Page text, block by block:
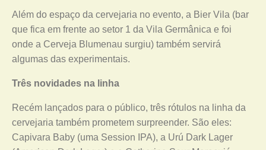
Além do espaço da cervejaria no evento, a Bier Vila (bar
que fica em frente ao setor 1 da Vila Germânica e foi
onde a Cerveja Blumenau surgiu) também servirá
algumas das experimentais.
Três novidades na linha
Recém lançados para o público, três rótulos na linha da
cervejaria também prometem surpreender. São eles:
Capivara Baby (uma Session IPA), a Urú Dark Lager